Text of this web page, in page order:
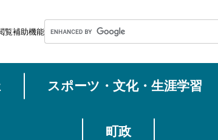
覧補助機能
o
スポーツ・文化・生涯学習
町政